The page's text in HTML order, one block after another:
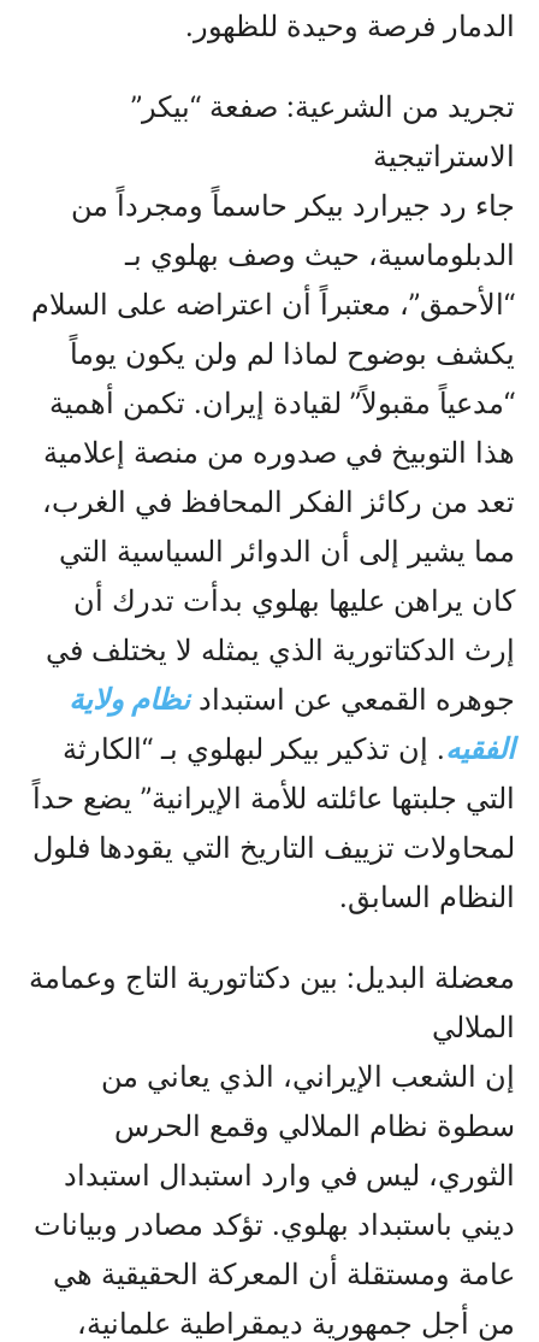
الدمار فرصة وحيدة للظهور.
تجريد من الشرعية: صفعة “بيكر”
الاستراتيجية
جاء رد جيرارد بيكر حاسماً ومجرداً من
الدبلوماسية، حيث وصف بهلوي بـ
“الأحمق”، معتبراً أن اعتراضه على السلام
يكشف بوضوح لماذا لم ولن يكون يوماً
“مدعياً مقبولاً” لقيادة إيران. تكمن أهمية
هذا التوبيخ في صدوره من منصة إعلامية
تعد من ركائز الفكر المحافظ في الغرب،
مما يشير إلى أن الدوائر السياسية التي
كان يراهن عليها بهلوي بدأت تدرك أن
إرث الدكتاتورية الذي يمثله لا يختلف في
جوهره القمعي عن استبدادنظام ولاية
الفقيه. إن تذكير بيكر لبهلوي بـ “الكارثة
التي جلبتها عائلته للأمة الإيرانية” يضع حداً
لمحاولات تزييف التاريخ التي يقودها فلول
النظام السابق.
معضلة البديل: بين دكتاتورية التاج وعمامة
الملالي
إن الشعب الإيراني، الذي يعاني من
سطوة نظام الملالي وقمع الحرس
الثوري، ليس في وارد استبدال استبداد
ديني باستبداد بهلوي. تؤكد مصادر وبيانات
عامة ومستقلة أن المعركة الحقيقية هي
من أجل جمهورية ديمقراطية علمانية،